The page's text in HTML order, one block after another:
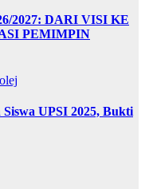
2027: DARI VISI KE
PEMIMPIN
UPSI 2025, Bukti